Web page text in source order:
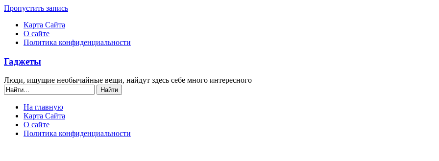
Пропустить запись
Карта Сайта
О сайте
Политика конфиденциальности
Гаджеты
Люди, ищущие необычайные вещи, найдут здесь себе много интересного
На главную
Карта Сайта
О сайте
Политика конфиденциальности